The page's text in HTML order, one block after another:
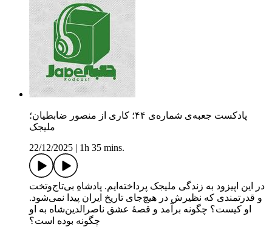
پادکست جعبه‌ی شماره‌ی ۴۴؛ کاری از منصور ضابطیان؛
ملیجک
22/12/2025
1h 35 mins.
در این اپیزود به زندگی ملیجک پرداخته‌ایم. پادشاهِ بی‌تاج‌وتخت
و قدرتمندی که نظیرش در هیچ‌جای تاریخ ایران پیدا نمی‌شود.
او کیست؟ چگونه برآمد و قصهٔ عشق ناصرالدین‌شاه به او
چگونه بوده است؟